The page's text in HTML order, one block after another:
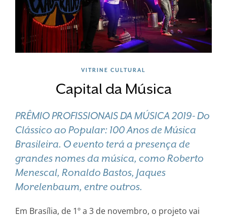
VITRINE CULTURAL
Capital da Música
PRÊMIO PROFISSIONAIS DA MÚSICA 2019- Do
Clássico ao Popular: 100 Anos de Música
Brasileira. O evento terá a presença de
grandes nomes da música, como Roberto
Menescal, Ronaldo Bastos, Jaques
Morelenbaum, entre outros.
Em Brasília, de 1º a 3 de novembro, o projeto vai